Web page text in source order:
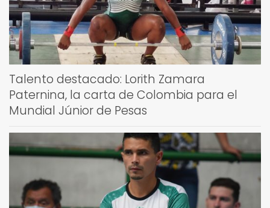
Talento destacado: Lorith Zamara
Paternina, la carta de Colombia para el
Mundial Júnior de Pesas